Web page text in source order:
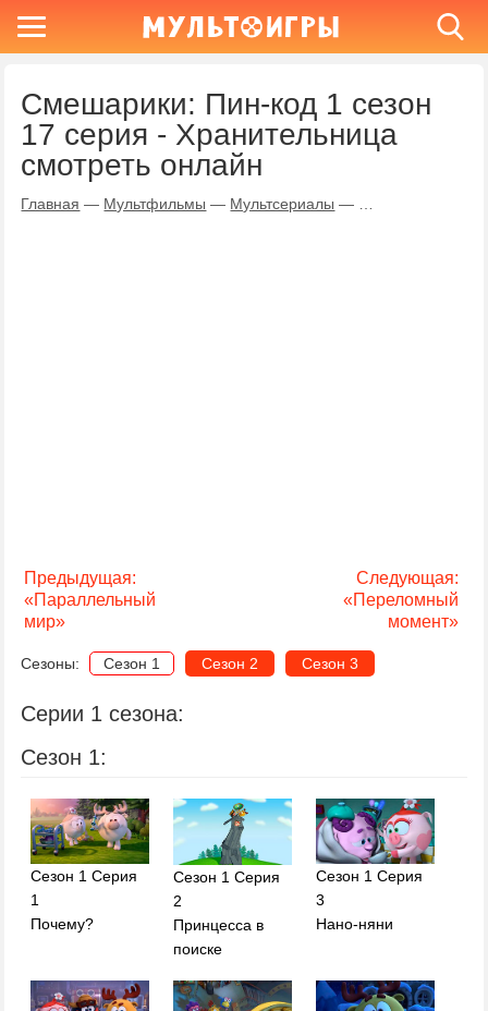
Смешарики: Пин-код 1 сезон
17 серия - Хранительница
смотреть онлайн
Главная — Мультфильмы — Мультсериалы —
Предыдущая:
«Параллельный
мир»
Следующая:
«Переломный
момент»
Сезоны: Сезон 1 Сезон 2 Сезон 3
Серии 1 сезона:
Сезон 1:
Сезон 1 Серия
1
Почему?
Сезон 1 Серия
2
Принцесса в
поиске
Сезон 1 Серия
3
Нано-няни